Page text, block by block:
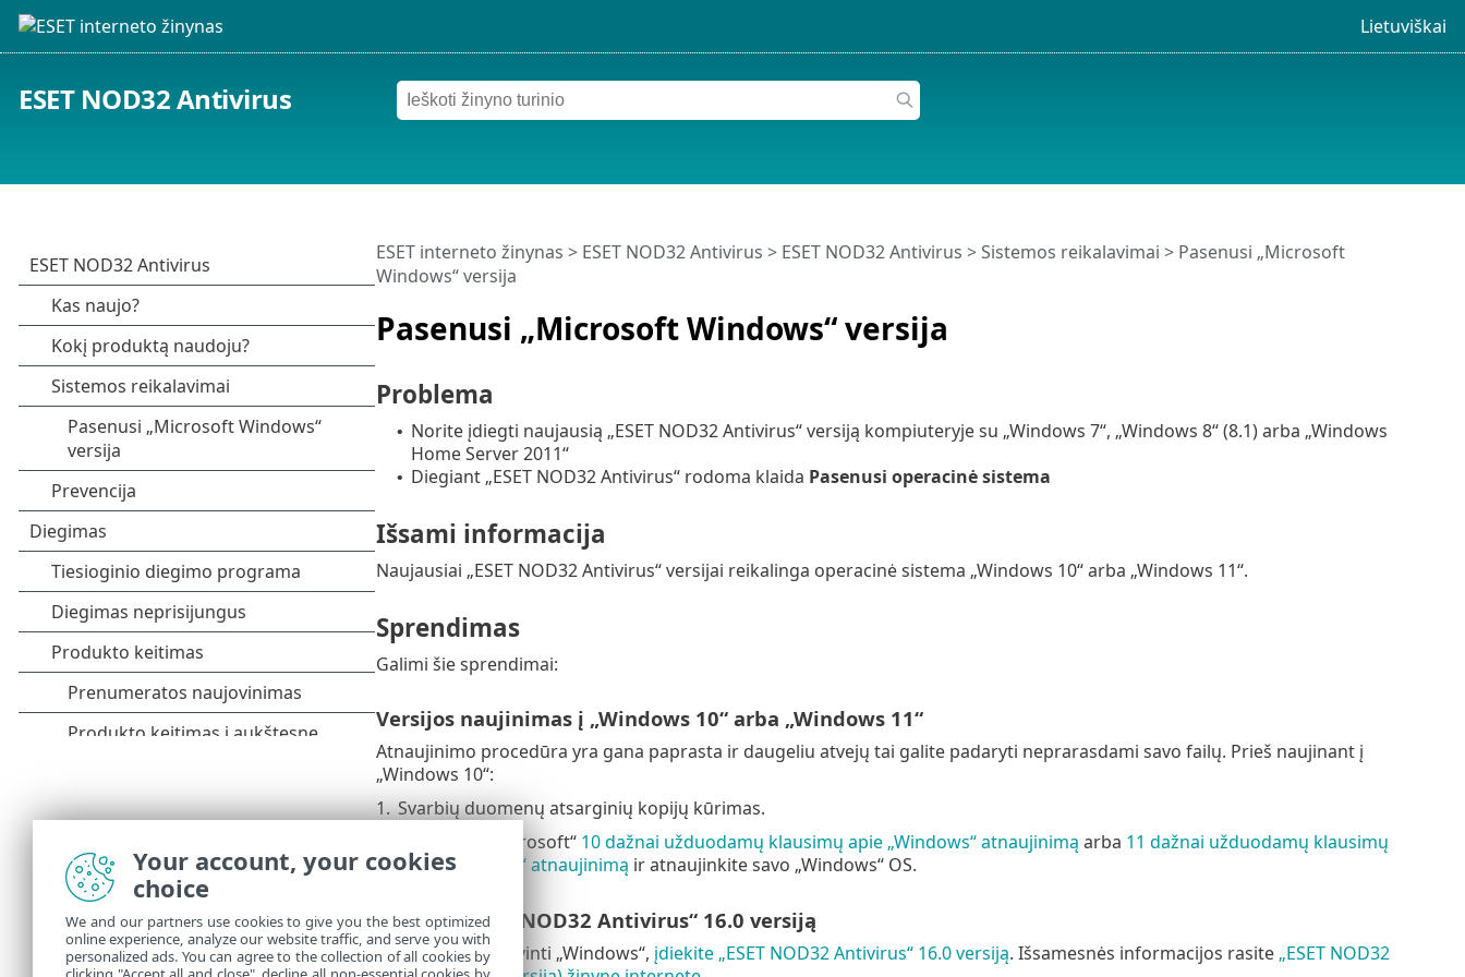
Lietuviškai
ESET NOD32 Antivirus
Pasenusi „Microsoft Windows“ versija
ESET interneto žinynas > ESET NOD32 Antivirus > ESET NOD32 Antivirus >Sistemos reikalavimai > Pasenusi „Microsoft
Windows“ versija
Problema
• Norite įdiegti naujausią „ESET NOD32 Antivirus“ versiją kompiuteryje su „Windows 7“, „Windows 8“ (8.1) arba „Windows
Home Server 2011“
• Diegiant „ESET NOD32 Antivirus“ rodoma klaida Pasenusi operacinė sistema
Išsami informacija
Naujausiai „ESET NOD32 Antivirus“ versijai reikalinga operacinė sistema „Windows 10“ arba „Windows 11“.
Sprendimas
Galimi šie sprendimai:
Versijos naujinimas į „Windows 10“ arba „Windows 11“
Atnaujinimo procedūra yra gana paprasta ir daugeliu atvejų tai galite padaryti neprarasdami savo failų. Prieš naujinant į
„Windows 10“:
1. Svarbių duomenų atsarginių kopijų kūrimas.
Skaitykite „Microsoft“ 10 dažnai užduodamų klausimų apie „Windows“ atnaujinimą arba 11 dažnai užduodamų klausimų
apie „Windows“ atnaujinimą ir atnaujinkite savo „Windows“ OS.
Įdiekite „ESET NOD32 Antivirus“ 16.0 versiją
Jei negalite naujovinti „Windows“, įdiekite „ESET NOD32 Antivirus“ 16.0 versiją. Išsamesnės informacijos rasite „ESET NOD32
Your account, your cookies
choice
We and our partners use cookies to give you the best optimized
online experience, analyze our website traffic, and serve you with
personalized ads. You can agree to the collection of all cookies by